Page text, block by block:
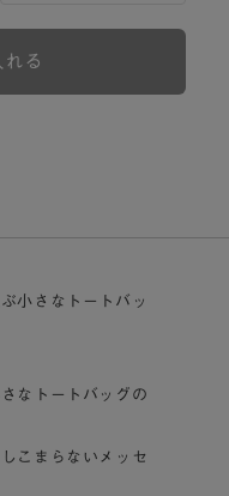
る
小さなトートバッ
なトートバッグの
こまらないメッセ